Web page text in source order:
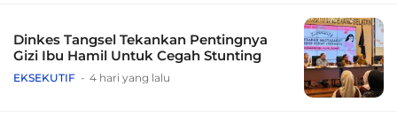
Dinkes Tangsel Tekankan Pentingnya
Gizi Ibu Hamil Untuk Cegah Stunting
EKSEKUTIF 4 hari yang lalu